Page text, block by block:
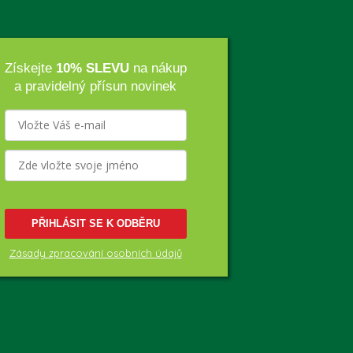
Získejte 10% SLEVUna nákup
a pravidelný přísun novinek
PŘIHLÁSIT SE K ODBĚRU
Zásady zpracování osobních údajů